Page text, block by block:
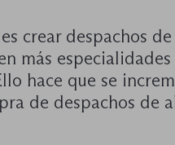
crear despachos
más
hace que se
de despachos de